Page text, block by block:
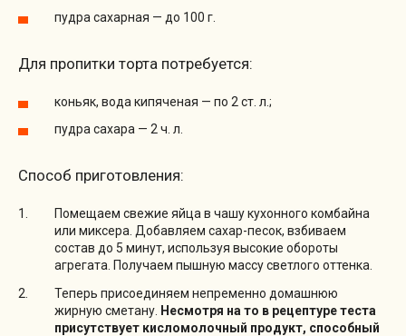
пудра сахарная — до 100 г.
Для пропитки торта потребуется:
коньяк, вода кипяченая — по 2 ст. л.;
пудра сахара — 2 ч. л.
Способ приготовления:
Помещаем свежие яйца в чашу кухонного комбайна
или миксера. Добавляем сахар-песок, взбиваем
состав до 5 минут, используя высокие обороты
агрегата. Получаем пышную массу светлого оттенка.
Теперь присоединяем непременно домашнюю
жирную сметану. Несмотря на то в рецептуре теста
присутствует кисломолочный продукт, способный